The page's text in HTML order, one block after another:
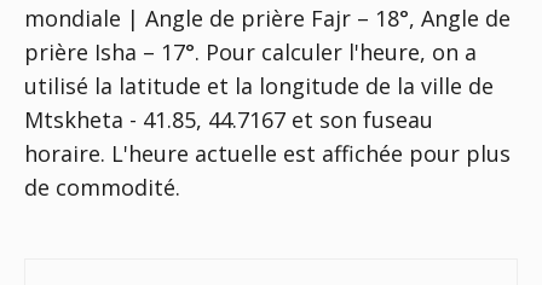
mondiale | Angle de prière Fajr – 18°, Angle de
prière Isha – 17°. Pour calculer l'heure, on a
utilisé la latitude et la longitude de la ville de
Mtskheta - 41.85, 44.7167 et son fuseau
horaire. L'heure actuelle est affichée pour plus
de commodité.